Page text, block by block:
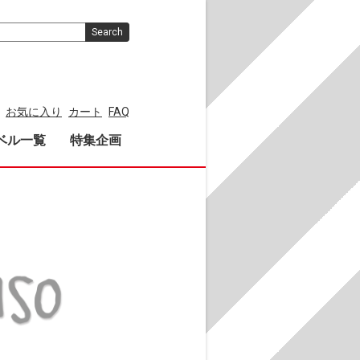
お気に入り カート FAQ
ル一覧 特集企画
Search